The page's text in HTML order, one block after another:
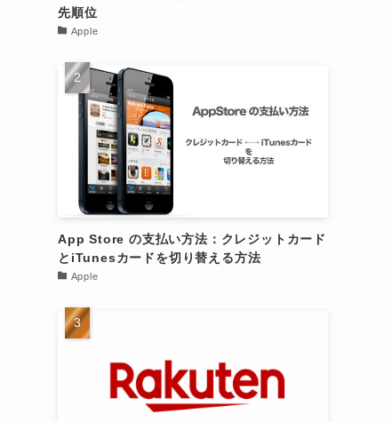
先順位
Apple
App Store の支払い方法：クレジットカード
とiTunesカードを切り替える方法
Apple